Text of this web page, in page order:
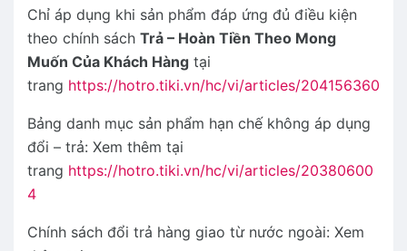
Chỉ áp dụng khi sản phẩm đáp ứng đủ điều kiện
theo chính sách Trả – Hoàn Tiền Theo Mong
Muốn Của Khách Hàng tại
trang https://hotro.tiki.vn/hc/vi/articles/204156360
Bảng danh mục sản phẩm hạn chế không áp dụng
đổi – trả: Xem thêm tại
trang https://hotro.tiki.vn/hc/vi/articles/20380600
4
Chính sách đổi trả hàng giao từ nước ngoài: Xem